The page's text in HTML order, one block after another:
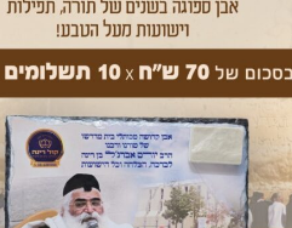
הלכה ותניא יומי/החיד"א -